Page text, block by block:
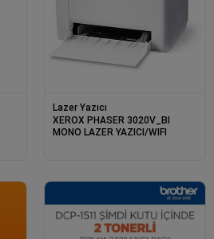
Lazer Yazıcı
XEROX PHASER 3020V_BI
MONO LAZER YAZICI/WIFI